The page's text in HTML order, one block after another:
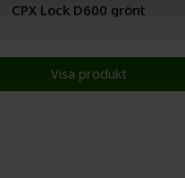
CPX Lock D600 grönt
Visa produkt